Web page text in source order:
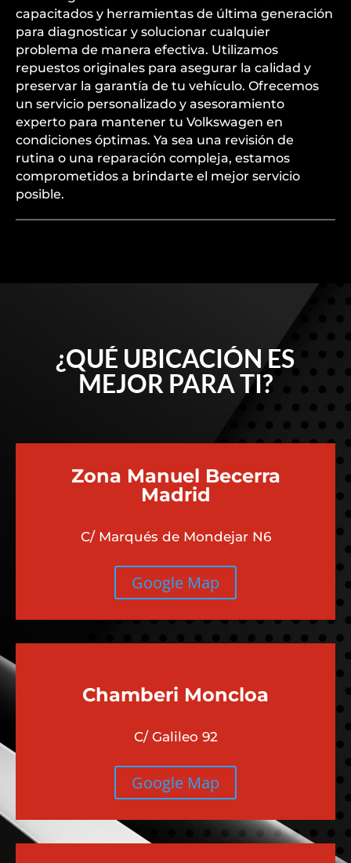
capacitados y herramientas de última generación
para diagnosticar y solucionar cualquier
problema de manera efectiva. Utilizamos
repuestos originales para asegurar la calidad y
preservar la garantía de tu vehículo. Ofrecemos
un servicio personalizado y asesoramiento
experto para mantener tu Volkswagen en
condiciones óptimas. Ya sea una revisión de
rutina o una reparación compleja, estamos
comprometidos a brindarte el mejor servicio
posible.
¿QUÉ UBICACIÓN ES
MEJOR PARA TI?
Zona Manuel Becerra
Madrid
C/ Marqués de Mondejar N6
Google Map
Chamberi Moncloa
C/ Galileo 92
Google Map